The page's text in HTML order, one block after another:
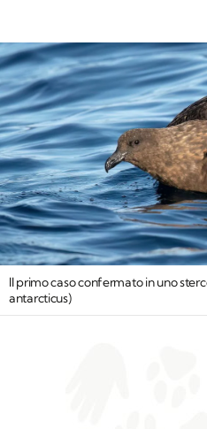
Il primo caso confermato in uno
antarcticus)